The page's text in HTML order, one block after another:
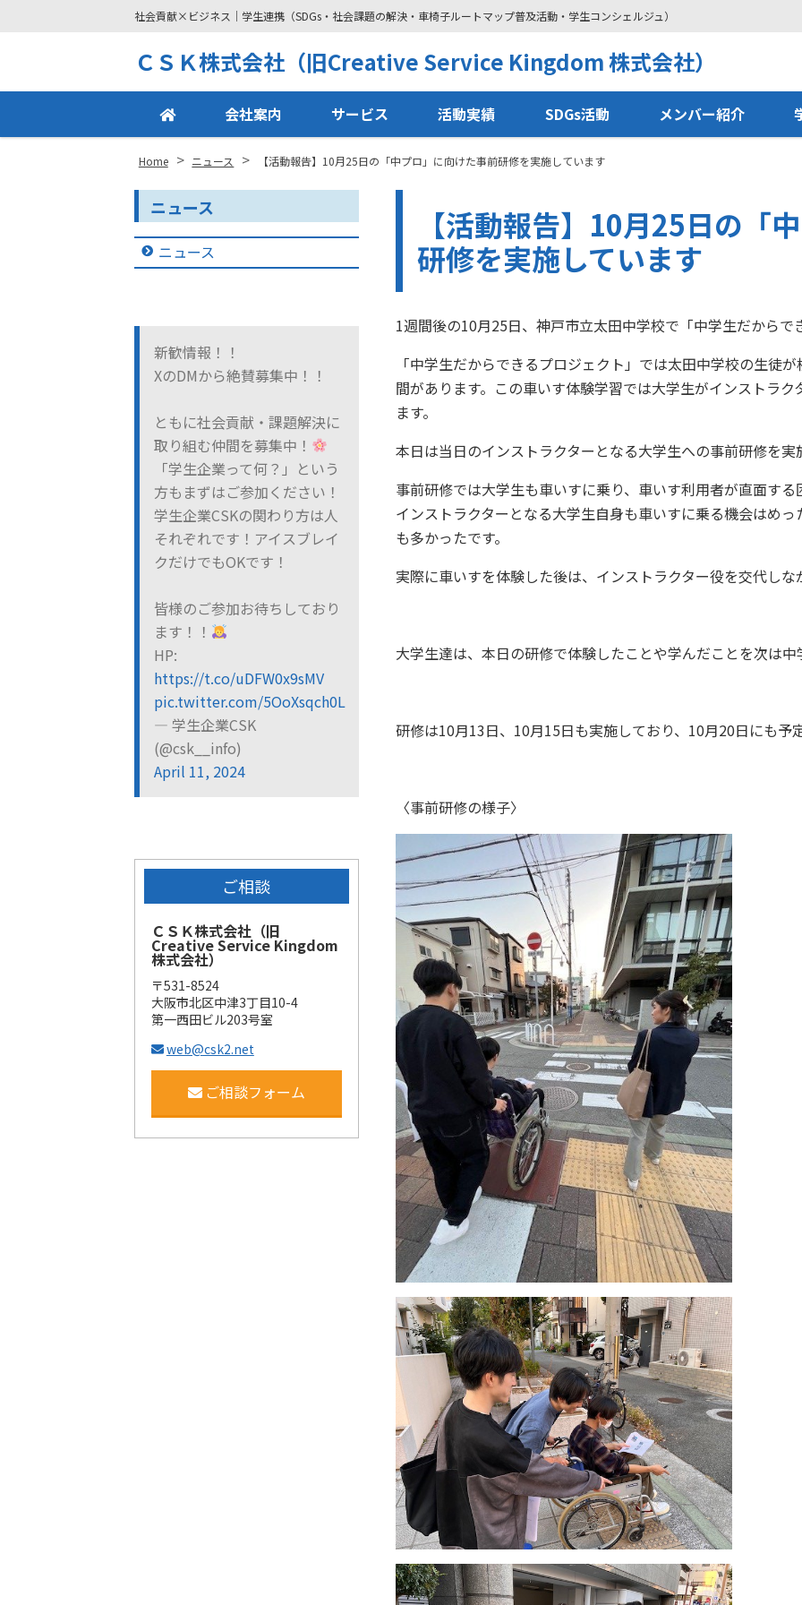
社会貢献×ビジネス｜学生連携（SDGs・社会課題の解決・車椅子ルートマップ普及活動・学生コンシェルジュ）
ＣＳＫ株式会社（旧Creative Service Kingdom 株式会社）
会社案内 サービス 活動実績 SDGs活動 メンバー紹介
Home > ニュース > 【活動報告】10月25日の「中プロ」に向けた事前研修を実施しています
【活動報告】10月25日の「
研修を実施しています
1週間後の10月25日、神戸市立太田中学校で「中学生だからで
「中学生だからできるプロジェクト」では太田中学校の生徒
間があります。この車いす体験学習では大学生がインストラ
ます。
本日は当日のインストラクターとなる大学生への事前研修を実
事前研修では大学生も車いすに乗り、車いす利用者が直面する
インストラクターとなる大学生自身も車いすに乗る機会はめ
も多かったです。
実際に車いすを体験した後は、インストラクター役を交代しな
大学生達は、本日の研修で体験したことや学んだことを次は中
研修は10月13日、10月15日も実施しており、10月20日にも予
〈事前研修の様子〉
ニュース
ニュース
新歓情報！！
XのDMから絶賛募集中！！
ともに社会貢献・課題解決に
取り組む仲間を募集中！
「学生企業って何？」という
方もまずはご参加ください！
学生企業CSKの関わり方は人
それぞれです！アイスブレイ
クだけでもOKです！
皆様のご参加お待ちしており
ます！！
HP:
https://t.co/uDFW0x9sMV
pic.twitter.com/5OoXsqch0L
— 学生企業CSK
(@csk__info)
April 11, 2024
ご相談
ＣＳＫ株式会社（旧
Creative Service Kingdom
株式会社）
〒531-8524
大阪市北区中津3丁目10-4
第一西田ビル203号室
web@csk2.net
ご相談フォーム
Footer